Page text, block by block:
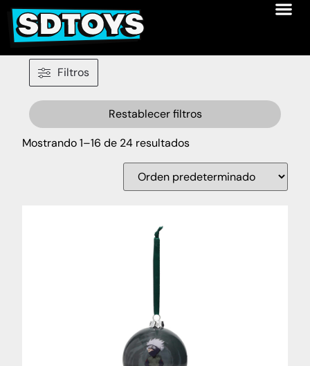
Filtros
Restablecer filtros
Mostrando 1–16 de 24 resultados